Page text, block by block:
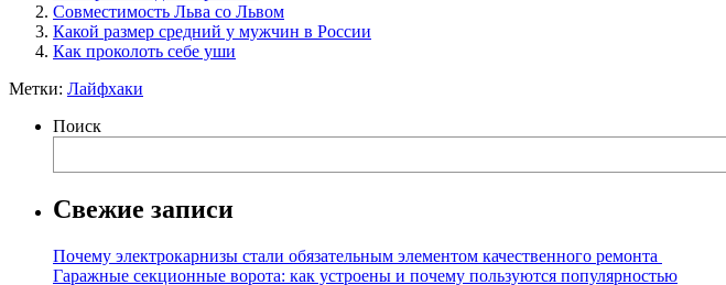
Совместимость Льва со Львом
Какой размер средний у мужчин в России
Как проколоть себе уши
Метки: Лайфхаки
Поиск
Свежие записи
Почему электрокарнизы стали обязательным элементом качественного ремонта
Гаражные секционные ворота: как устроены и почему пользуются популярностью